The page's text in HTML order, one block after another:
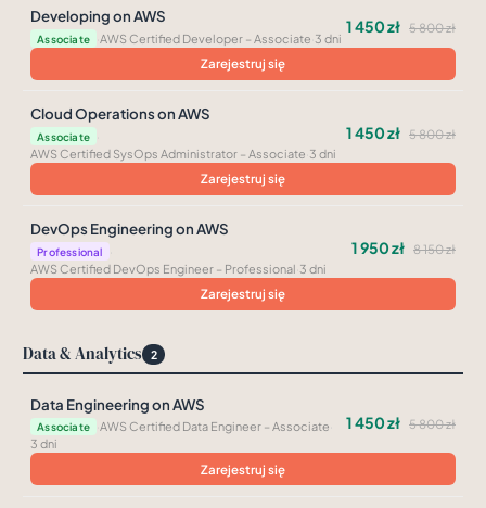
Developing on AWS
Associate ·AWS Certified Developer – Associate ·3 dni
1 450 zł 5 800 zł
Zarejestruj się
Cloud Operations on AWS
Associate
AWS Certified SysOps Administrator – Associate 3 dni
1 450 zł 5 800 zł
Zarejestruj się
DevOps Engineering on AWS
Professional
AWS Certified DevOps Engineer – Professional 3 dni
1 950 zł 8 150 zł
Zarejestruj się
Data & Analytics 2
Data Engineering on AWS
Associate ·AWS Certified Data Engineer – Associate
3 dni
1 450 zł 5 800 zł
Zarejestruj się